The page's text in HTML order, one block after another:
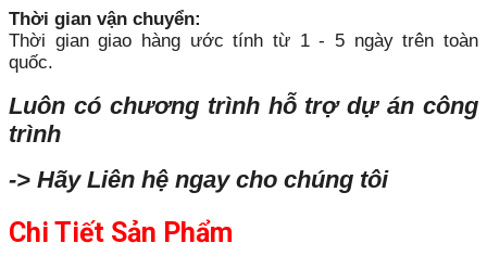
Thời gian vận chuyển:
Thời gian giao hàng ước tính từ 1 - 5 ngày trên toàn
quốc.
Luôn có chương trình hỗ trợ dự án công
trình
-> Hãy Liên hệ ngay cho chúng tôi
Chi Tiết Sản Phẩm